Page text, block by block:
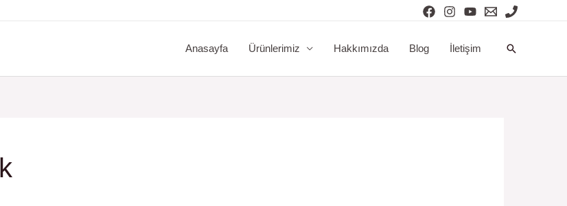
Anasayfa
Ürünlerimiz Hakkımızda Blog İletişim Arama